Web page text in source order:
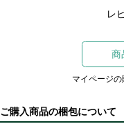
レ
商
マイページ
ご購入商品の梱包について